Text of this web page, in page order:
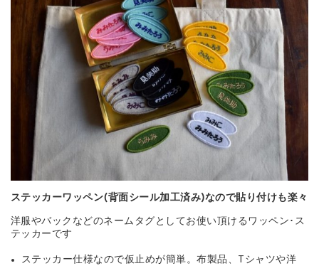
ステッカーワッペン(背面シール加工済み)なので貼り付けも楽々
洋服やバックなどのネームタグとしてお使い頂けるワッペン･ス
テッカーです
ステッカー仕様なので仮止めが簡単。布製品、Tシャツや洋